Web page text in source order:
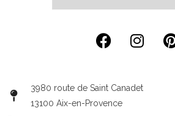
3980 route de Saint Canadet
13100 Aix-en-Provence